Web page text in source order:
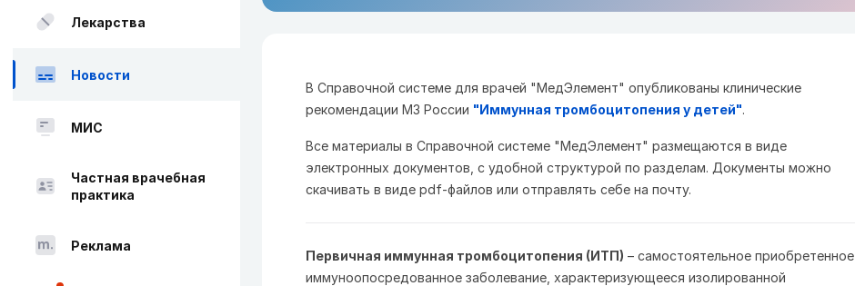
Лекарства
Новости
МИС
Частная врачебная
практика
Реклама
В Справочной системе для врачей "МедЭлемент" опубликованы клинические
рекомендации МЗ России "Иммунная тромбоцитопения у детей".
Все материалы в Справочной системе "МедЭлемент" размещаются в виде
электронных документов, с удобной структурой по разделам. Документы можно
скачивать в виде pdf-файлов или отправлять себе на почту.
Первичная иммунная тромбоцитопения (ИТП) – самостоятельное приобретенное
иммуноопосредованное заболевание, характеризующееся изолированной